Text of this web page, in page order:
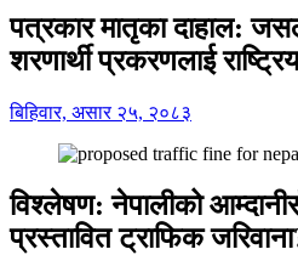
पत्रकार मातृका दाहाल:
शरणार्थी प्रकरणलाई
बिहिवार, असार २५, २०८३
विश्लेषण: नेपालीको
प्रस्तावित ट्राफिक